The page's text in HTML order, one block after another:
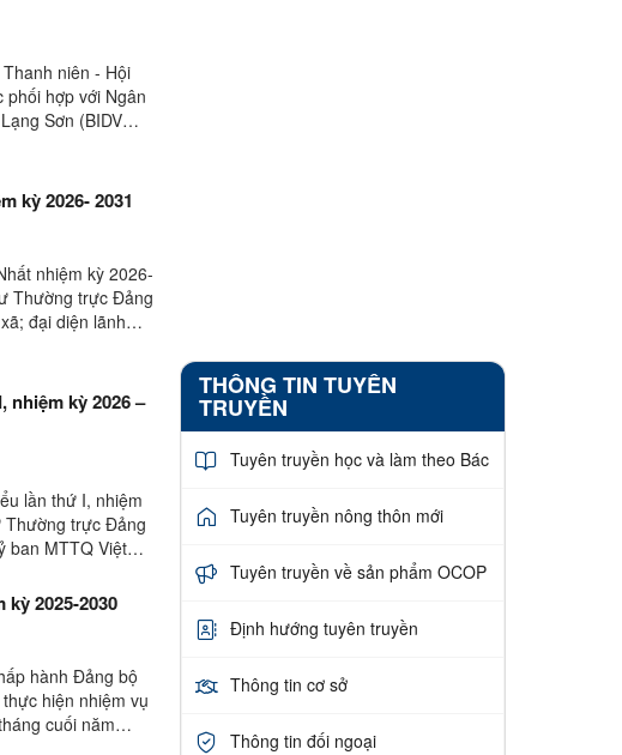
niên - Hội
hợp với Ngân
Sơn (BIDV
kỳ 2026- 2031
nhiệm kỳ 2026-
Thường trực Đảng
đại diện lãnh
kỳ 2026 –
lần thứ I, nhiệm
Thường trực Đảng
ban MTTQ Việt
2025-2030
hành Đảng bộ
hiện nhiệm vụ
cuối năm
THÔNG TIN TUYÊN
TRUYỀN
Tuyên truyền học và làm theo Bác
Tuyên truyền nông thôn mới
Tuyên truyền về sản phẩm OCOP
Định hướng tuyên truyền
Thông tin cơ sở
Thông tin đối ngoại